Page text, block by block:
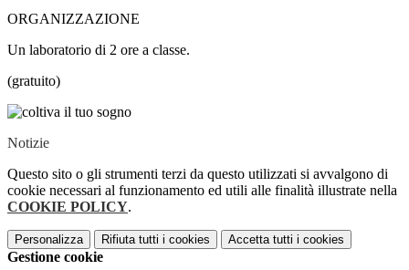
ORGANIZZAZIONE
Un laboratorio di 2 ore a classe.
(gratuito)
Notizie
Questo sito o gli strumenti terzi da questo utilizzati si avvalgono di
cookie necessari al funzionamento ed utili alle finalità illustrate nella
COOKIE POLICY.
Personalizza Rifiuta tutti i cookies Accetta tutti i cookies
Gestione cookie